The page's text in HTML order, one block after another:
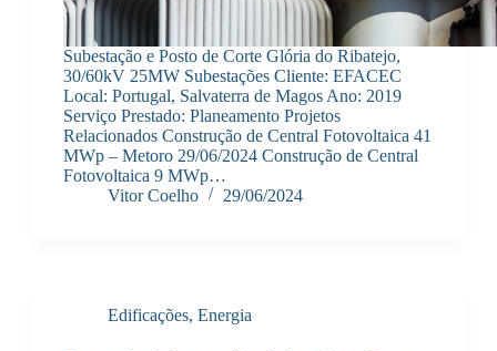
Subestação e Posto de Corte Glória do Ribatejo,
30/60kV 25MW Subestações Cliente: EFACEC
Local: Portugal, Salvaterra de Magos Ano: 2019
Serviço Prestado: Planeamento Projetos
Relacionados Construção de Central Fotovoltaica 41
MWp – Metoro 29/06/2024 Construção de Central
Fotovoltaica 9 MWp…
Vitor Coelho
29/06/2024
Edificações, Energia